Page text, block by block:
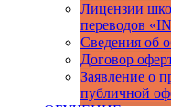
Лицензии
переводов
Сведения об
Договор
Заявление о
публичной